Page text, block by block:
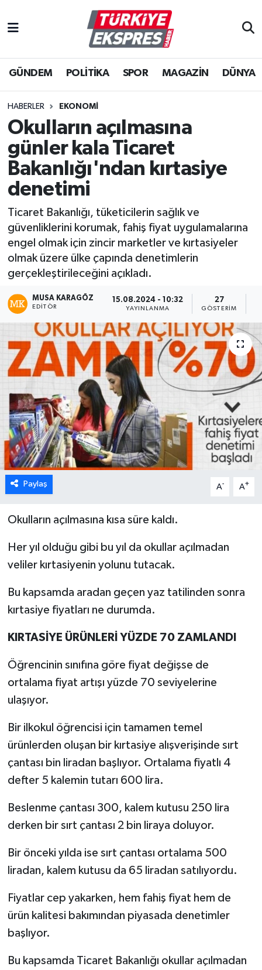
GÜNDEM POLİTİKA SPOR MAGAZİN DÜNYA
HABERLER EKONOMİ
Okulların açılmasına
günler kala Ticaret
Bakanlığı'ndan kırtasiye
denetimi
Ticaret Bakanlığı, tüketicilerin sağlık ve
güvenliklerini korumak, fahiş fiyat uygulamalarına
engel olmak için zincir marketler ve kırtasiyeler
olmak üzere ülke çapında denetimlerin
gerçekleştirileceğini açıkladı.
MUSA KARAGÖZ
EDITÖR
15.08.2024 - 10:32
YAYINLANMA
27
GÖSTERIM
Paylaş A- A+
Okulların açılmasına kısa süre kaldı.
Her yıl olduğu gibi bu yıl da okullar açılmadan
veliler kırtasiyenin yolunu tutacak.
Bu kapsamda aradan geçen yaz tatilinden sonra
kırtasiye fiyatları ne durumda.
KIRTASİYE ÜRÜNLERİ YÜZDE 70 ZAMLANDI
Öğrencinin sınıfına göre fiyat değişse de
ortalama fiyat artışı yüzde 70 seviyelerine
ulaşıyor.
Bir ilkokul öğrencisi için tamamen temel
ürünlerden oluşan bir kırtasiye alışverişinde sırt
çantası bin liradan başlıyor. Ortalama fiyatlı 4
defter 5 kalemin tutarı 600 lira.
Beslenme çantası 300, kalem kutusu 250 lira
derken bir sırt çantası 2 bin liraya doluyor.
Bir önceki yılda ise sırt çantası ortalama 500
liradan, kalem kutusu da 65 liradan satılıyordu.
Fiyatlar cep yakarken, hem fahiş fiyat hem de
ürün kalitesi bakımından piyasada denetimler
başlıyor.
Bu kapsamda Ticaret Bakanlığı okullar açılmadan
İstanbul Nöbetçi Eczaneler
İstanbul Hava Durumu
İstanbul Namaz Vakitleri
İstanbul Trafik Yoğunluk Haritası
Süper Lig Puan Durumu ve Fikstür
Tüm Manşetler
Son Dakika Haberleri
Haber Arşivi